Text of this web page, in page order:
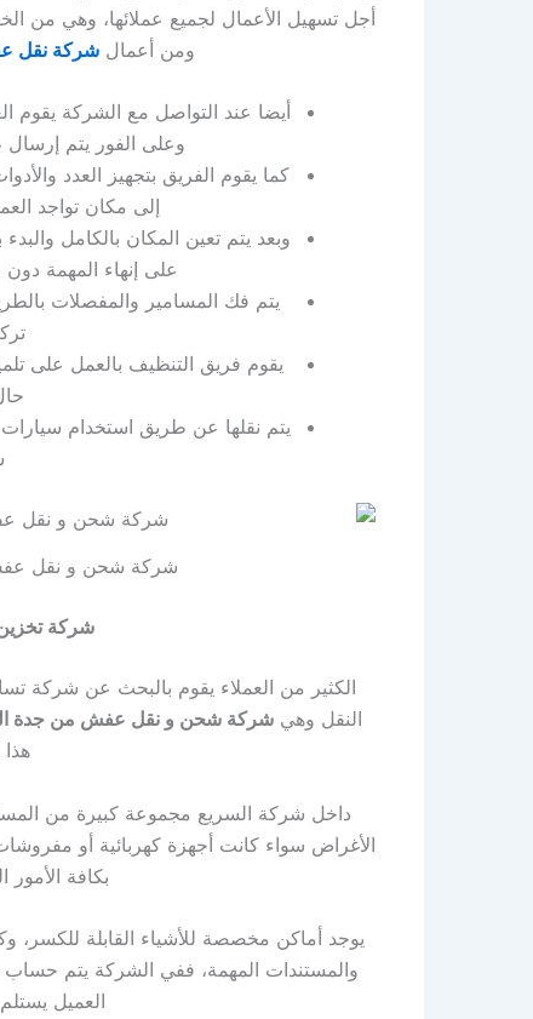
أجل تسهيل الأعمال لجميع عملائها، وهي من
ومن أعمال شركة نقل
أيضا عند التواصل مع الشركة يقوم
وعلى الفور يتم إرسال
كما يقوم الفريق بتجهيز العدد
إلى مكان تواجد
وبعد يتم تعين المكان بالكامل
على إنهاء المهمة
يتم فك المسامير والمفصلات
يقوم فريق التنظيف بالعمل على
يتم نقلها عن طريق استخدام سيارات
شركة شحن و نقل
شركة
الكثير من العملاء يقوم بالبحث عن شركة
النقل وهي شركة شحن و نقل عفش من جدة
هذا
داخل شركة السريع مجموعة كبيرة من
الأغراض سواء كانت أجهزة كهربائية أو
بكافة
يوجد أماكن مخصصة للأشياء القابلة للكسر،
والمستندات المهمة، ففي الشركة يتم حساب
العميل